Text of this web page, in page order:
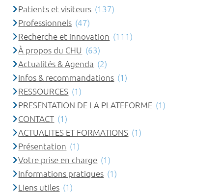
Patients et visiteurs (137)
Professionnels (47)
Recherche et innovation (111)
À propos du CHU (63)
Actualités & Agenda (2)
Infos & recommandations (1)
RESSOURCES (1)
PRESENTATION DE LA PLATEFORME (1)
CONTACT (1)
ACTUALITES ET FORMATIONS (1)
Présentation (1)
Votre prise en charge (1)
Informations pratiques (1)
Liens utiles (1)